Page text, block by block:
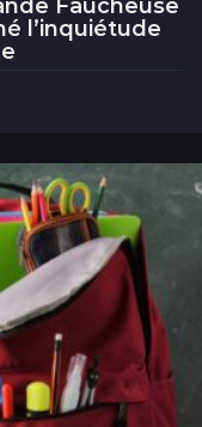
Faucheuse
l’inquiétude